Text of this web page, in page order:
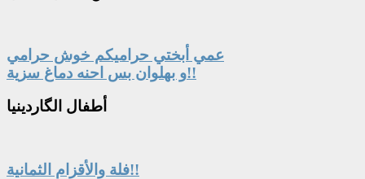
عمي أبختي حراميكم خوش حرامي
و بهلوان بس احنه دماغ سزية!!
أطفال الگاردينيا
فلة والأقزام الثمانية!!